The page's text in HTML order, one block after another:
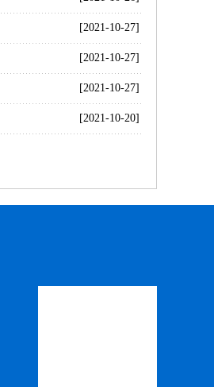
[2021-10-27]
[2021-10-27]
[2021-10-27]
[2021-10-20]